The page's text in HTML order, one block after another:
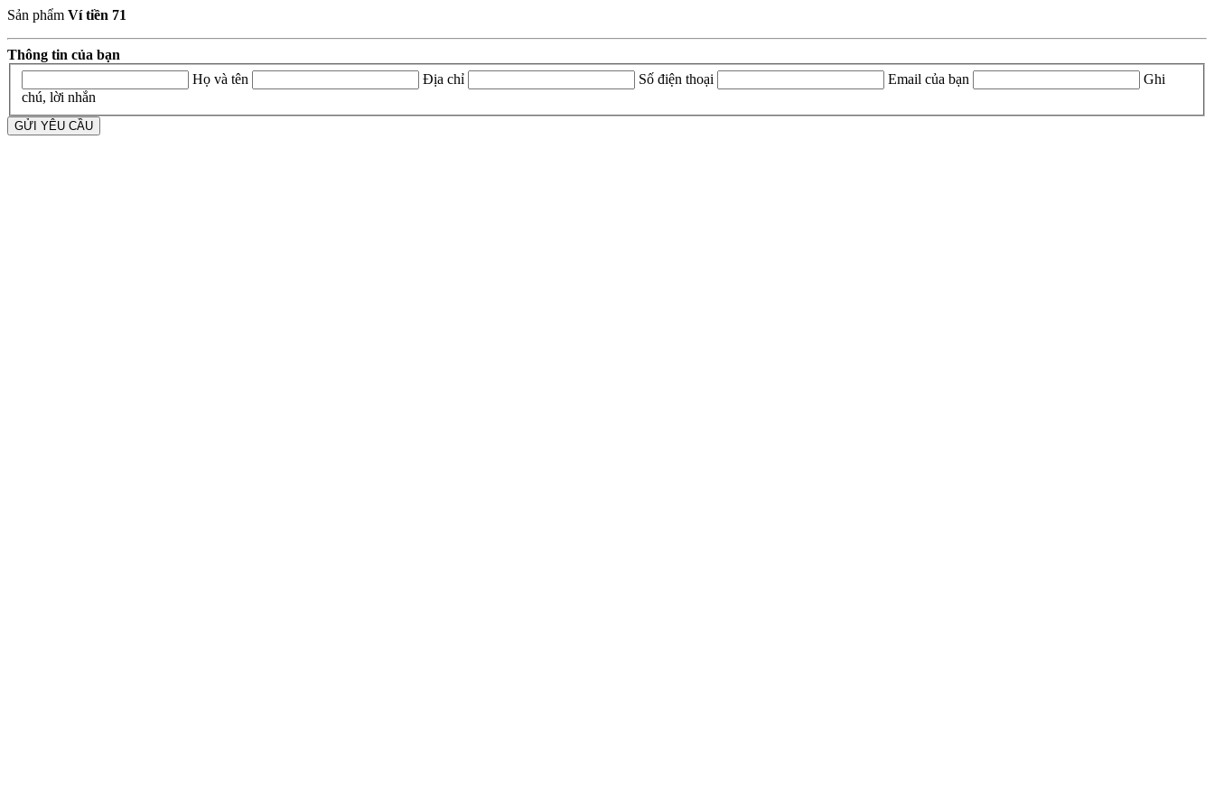
Sản phẩm Ví tiền 71
Thông tin của bạn
Họ và tên
Địa chỉ Số điện thoại Email của bạn
Ghi
chú, lời nhắn
GỬI YÊU CẦU